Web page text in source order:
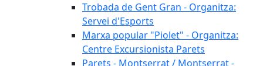
Trobada de Gent Gran - Organitza:
Servei d'Esports
Marxa popular "Piolet" - Organitza:
Centre Excursionista Parets
Parets - Montserrat / Montserrat -